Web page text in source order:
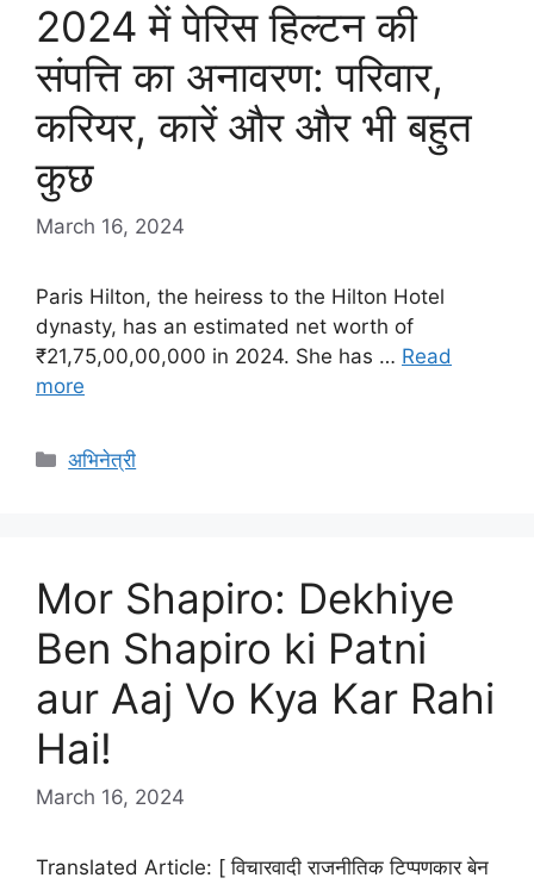
2024 में पेरिस हिल्टन की
संपत्ति का अनावरण: परिवार,
करियर, कारें और और भी बहुत
कुछ
March 16, 2024
Paris Hilton, the heiress to the Hilton Hotel
dynasty, has an estimated net worth of
₹21,75,00,00,000 in 2024. She has … Read
more
Categories
अभिनेत्री
Mor Shapiro: Dekhiye
Ben Shapiro ki Patni
aur Aaj Vo Kya Kar Rahi
Hai!
March 16, 2024
Translated Article: [ विचारवादी राजनीतिक टिप्पणकार बेन